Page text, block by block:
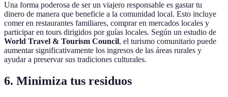
Una forma poderosa de ser un viajero responsable es gastar tu
dinero de manera que beneficie a la comunidad local. Esto incluye
comer en restaurantes familiares, comprar en mercados locales y
participar en tours dirigidos por guías locales. Según un estudio de
World Travel & Tourism Council, el turismo comunitario puede
aumentar significativamente los ingresos de las áreas rurales y
ayudar a preservar sus tradiciones culturales.
6. Minimiza tus residuos